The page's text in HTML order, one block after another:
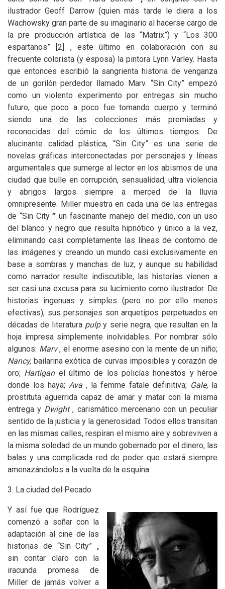
ilustrador Geoff Darrow (quien más tarde le diera a los
Wachowsky gran parte de su imaginario al hacerse cargo de
la pre producción artística de las “Matrix”) y “Los 300
espartanos” [2] , este último en colaboración con su
frecuente colorista (y esposa) la pintora Lynn Varley. Hasta
que entonces escribió la sangrienta historia de venganza
de un gorilón perdedor llamado Marv. “Sin City” empezó
como un violento experimento por entregas sin mucho
futuro, que poco a poco fue tomando cuerpo y terminó
siendo una de las colecciones más premiadas y
reconocidas del cómic de los últimos tiempos. De
alucinante calidad plástica, “Sin City” es una serie de
novelas gráficas interconectadas por personajes y líneas
argumentales que sumerge al lector en los abismos de una
ciudad que bulle en corrupción, sensualidad, ultra violencia
y abrigos largos siempre a merced de la lluvia
omnipresente. Miller muestra en cada una de las entregas
de “Sin City”un fascinante manejo del medio, con un uso
del blanco y negro que resulta hipnótico y único a la vez,
eliminando casi completamente las líneas de contorno de
las imágenes y creando un mundo casi exclusivamente en
base a sombras y manchas de luz, y aunque su habilidad
como narrador resulte indiscutible, las historias vienen a
ser casi una excusa para su lucimiento como ilustrador. De
historias ingenuas y simples (pero no por ello menos
efectivas), sus personajes son arquetipos perpetuados en
décadas de literatura pulpy serie negra, que resultan en la
hoja impresa simplemente inolvidables. Por nombrar sólo
algunos: Marv, el enorme asesino con la mente de un niño;
Nancy, bailarina exótica de curvas imposibles y corazón de
oro; Hartigan el último de los policías honestos y héroe
donde los haya; Ava , la femme fatale definitiva; Gale, la
prostituta aguerrida capaz de amar y matar con la misma
entrega y Dwight, carismático mercenario con un peculiar
sentido de la justicia y la generosidad. Todos ellos transitan
en las mismas calles, respiran el mismo aire y sobreviven a
la misma soledad de un mundo gobernado por el dinero, las
balas y una complicada red de poder que estará siempre
amenazándolos a la vuelta de la esquina.
3. La ciudad del Pecado
Y así fue que Rodríguez
comenzó a soñar con la
adaptación al cine de las
historias de “Sin City” ,
sin contar claro con la
iracunda promesa de
Miller de jamás volver a